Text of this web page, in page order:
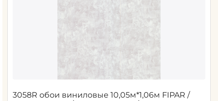
3058R обои виниловые 10,05м*1,06м FIPAR /